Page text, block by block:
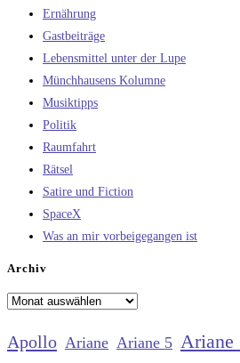
Ernährung
Gastbeiträge
Lebensmittel unter der Lupe
Münchhausens Kolumne
Musiktipps
Politik
Raumfahrt
Rätsel
Satire und Fiction
SpaceX
Was an mir vorbeigegangen ist
Archiv
Archiv
Apollo Ariane Ariane 5 Ariane